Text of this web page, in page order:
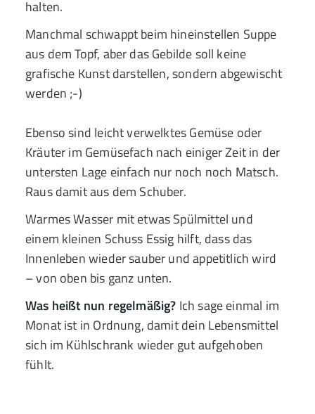
halten.
Manchmal schwappt beim hineinstellen Suppe
aus dem Topf, aber das Gebilde soll keine
grafische Kunst darstellen, sondern abgewischt
werden ;-)
Ebenso sind leicht verwelktes Gemüse oder
Kräuter im Gemüsefach nach einiger Zeit in der
untersten Lage einfach nur noch noch Matsch.
Raus damit aus dem Schuber.
Warmes Wasser mit etwas Spülmittel und
einem kleinen Schuss Essig hilft, dass das
Innenleben wieder sauber und appetitlich wird
– von oben bis ganz unten.
Was heißt nun regelmäßig? Ich sage einmal im
Monat ist in Ordnung, damit dein Lebensmittel
sich im Kühlschrank wieder gut aufgehoben
fühlt.